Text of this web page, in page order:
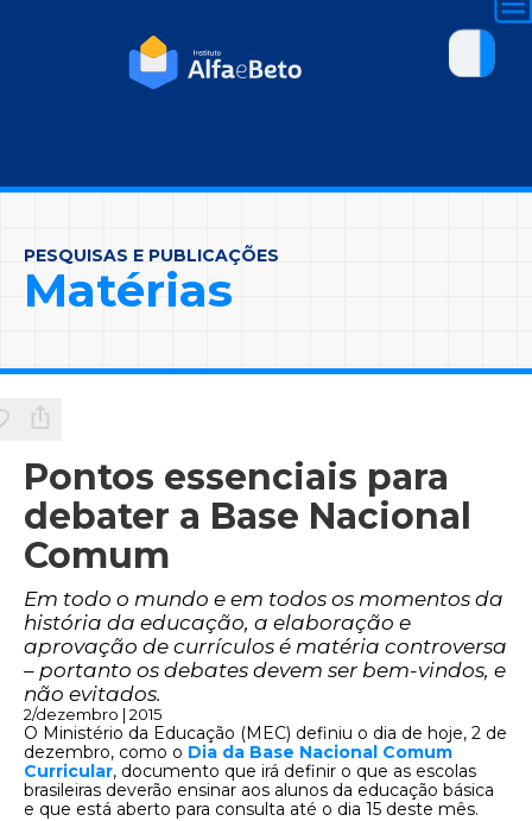
PESQUISAS E PUBLICAÇÕES
Matérias
Pontos essenciais para
debater a Base Nacional
Comum
Em todo o mundo e em todos os momentos da
história da educação, a elaboração e
aprovação de currículos é matéria controversa
– portanto os debates devem ser bem-vindos, e
não evitados.
2/dezembro | 2015
O Ministério da Educação (MEC) definiu o dia de hoje, 2 de
dezembro, como o Dia da Base Nacional Comum
Curricular, documento que irá definir o que as escolas
brasileiras deverão ensinar aos alunos da educação básica
e que está aberto para consulta até o dia 15 deste mês.